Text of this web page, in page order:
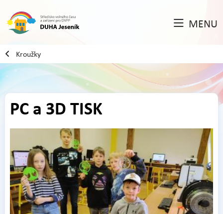
MENU
Kroužky
PC a 3D TISK